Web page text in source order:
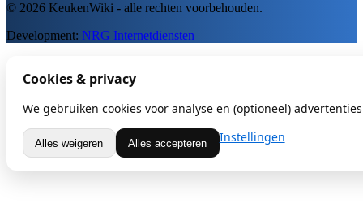
© 2026 KeukenWiki - alle rechten voorbehouden.
Development: NRG Internetdiensten
Cookies & privacy
We gebruiken cookies voor analyse en (optioneel)
Alles weigeren Alles accepteren Instellingen